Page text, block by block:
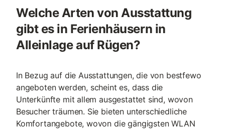
Welche Arten von Ausstattung
gibt es in Ferienhäusern in
Alleinlage auf Rügen?
In Bezug auf die Ausstattungen, die von bestfewo
angeboten werden, scheint es, dass die
Unterkünfte mit allem ausgestattet sind, wovon
Besucher träumen. Sie bieten unterschiedliche
Komfortangebote, wovon die gängigsten WLAN